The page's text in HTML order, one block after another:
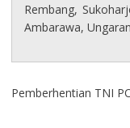
Rembang,
Ambarawa,
Pemberhentian TNI